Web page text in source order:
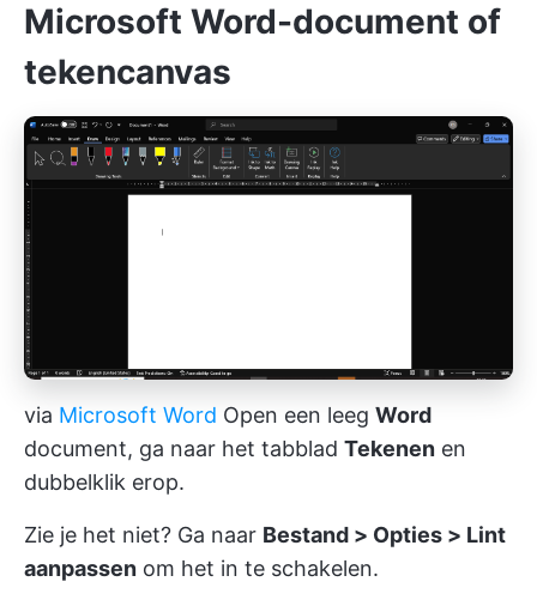
Microsoft Word-document of
tekencanvas
via Microsoft Word Open een leeg Word
document, ga naar het tabblad Tekenen en
dubbelklik erop.
Zie je het niet? Ga naar Bestand > Opties > Lint
aanpassen om het in te schakelen.